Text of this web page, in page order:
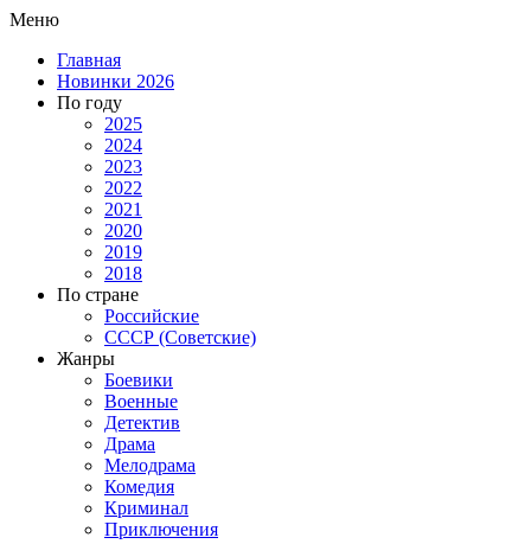
Меню
Главная
Новинки 2026
По году
2025
2024
2023
2022
2021
2020
2019
2018
По стране
Российские
СССР (Советские)
Жанры
Боевики
Военные
Детектив
Драма
Мелодрама
Комедия
Криминал
Приключения